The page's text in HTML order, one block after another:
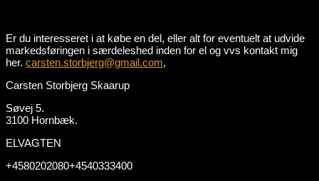
Er du interesseret i at købe en del, eller alt for eventuelt at udvide
markedsføringen i særdeleshed inden for el og vvs kontakt mig
her. carsten.storbjerg@gmail.com,
Carsten Storbjerg Skaarup
Søvej 5.
3100 Hornbæk.
ELVAGTEN
+4580202080+4540333400